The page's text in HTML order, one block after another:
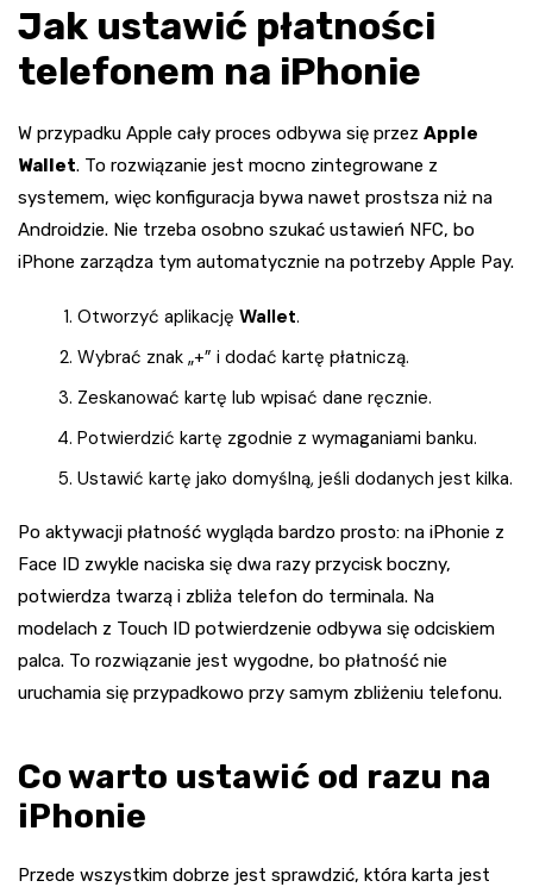
Jak ustawić płatności
telefonem na iPhonie
W przypadku Apple cały proces odbywa się przez Apple
Wallet. To rozwiązanie jest mocno zintegrowane z
systemem, więc konfiguracja bywa nawet prostsza niż na
Androidzie. Nie trzeba osobno szukać ustawień NFC, bo
iPhone zarządza tym automatycznie na potrzeby Apple Pay.
Otworzyć aplikację Wallet.
Wybrać znak „+” i dodać kartę płatniczą.
Zeskanować kartę lub wpisać dane ręcznie.
Potwierdzić kartę zgodnie z wymaganiami banku.
Ustawić kartę jako domyślną, jeśli dodanych jest kilka.
Po aktywacji płatność wygląda bardzo prosto: na iPhonie z
Face ID zwykle naciska się dwa razy przycisk boczny,
potwierdza twarzą i zbliża telefon do terminala. Na
modelach z Touch ID potwierdzenie odbywa się odciskiem
palca. To rozwiązanie jest wygodne, bo płatność nie
uruchamia się przypadkowo przy samym zbliżeniu telefonu.
Co warto ustawić od razu na
iPhonie
Przede wszystkim dobrze jest sprawdzić, która karta jest